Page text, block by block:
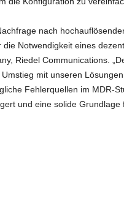
nach
Notwendigkeit eines
Riedel Communications.
mit unseren
Fehlerquellen im MDR-
und eine solide